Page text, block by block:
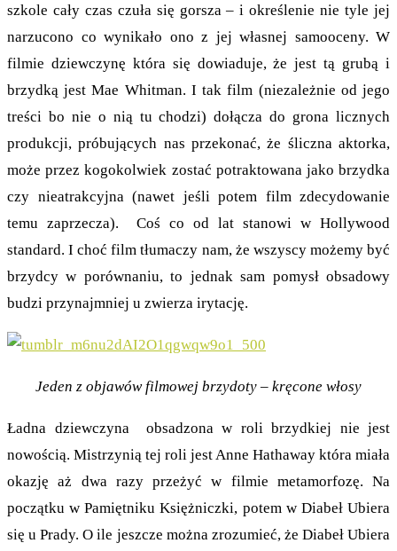
szkole cały czas czuła się gorsza – i określenie nie tyle jej
narzucono co wynikało ono z jej własnej samooceny. W
filmie dziewczynę która się dowiaduje, że jest tą grubą i
brzydką jest Mae Whitman. I tak film (niezależnie od jego
treści bo nie o nią tu chodzi) dołącza do grona licznych
produkcji, próbujących nas przekonać, że śliczna aktorka,
może przez kogokolwiek zostać potraktowana jako brzydka
czy nieatrakcyjna (nawet jeśli potem film zdecydowanie
temu zaprzecza). Coś co od lat stanowi w Hollywood
standard. I choć film tłumaczy nam, że wszyscy możemy być
brzydcy w porównaniu, to jednak sam pomysł obsadowy
budzi przynajmniej u zwierza irytację.
Jeden z objawów filmowej brzydoty – kręcone włosy
Ładna dziewczyna obsadzona w roli brzydkiej nie jest
nowością. Mistrzynią tej roli jest Anne Hathaway która miała
okazję aż dwa razy przeżyć w filmie metamorfozę. Na
początku w Pamiętniku Księżniczki, potem w Diabeł Ubiera
się u Prady. O ile jeszcze można zrozumieć, że Diabeł Ubiera